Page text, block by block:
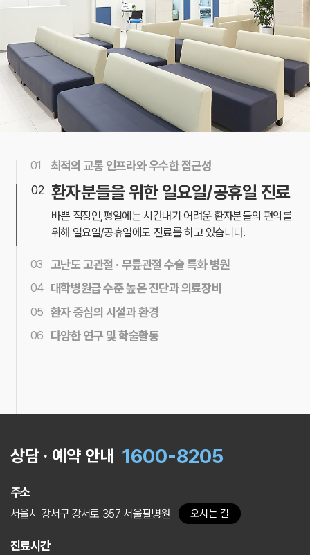
01 최적의 교통 인프라와 우수한 접근성
접근성으로쉽게 내원 방문이 가능한 위치에 자리잡고
있습니다.
02 환자분들을 위한 일요일/공휴일 진료
바쁜 직장인,평일에는 시간내기 어려운 환자분들의 편의를
위해 일요일/공휴일에도 진료를 하고 있습니다.
03 고난도 고관절 · 무릎관절 수술 특화 병원
왔으며특히 정형외과에서 가장 고난도 수술로 평가받는
고관절 내시경 수술 특화 병원입니다.
04 대학병원급 수준 높은 진단과 의료장비
소홀하지않으며, 대학병원급에서나 보유하고 있는
의료장비를 보유하여체계적이고 정확한 진단을 하고
05 환자 중심의 시설과 환경
동선과 쾌적한 환경을 제공합니다.
06 다양한 연구 및 학술활동
상담 · 예약 안내 1600-8205
주소
서울시 강서구 강서로 357 서울필병원 오시는 길
진료시간